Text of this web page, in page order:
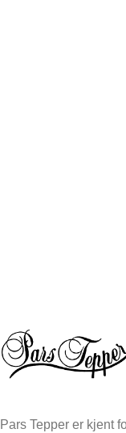
Pars Tepper er kjent